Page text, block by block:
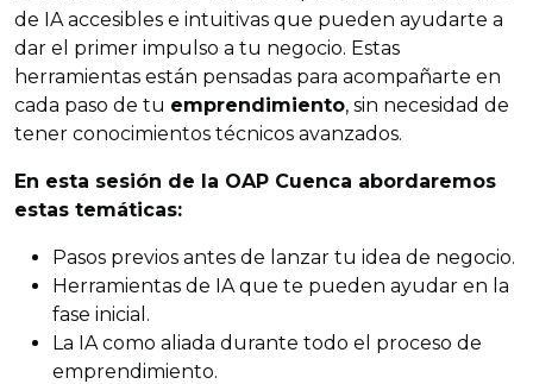
de IA accesibles e intuitivas que pueden ayudarte a
dar el primer impulso a tu negocio. Estas
herramientas están pensadas para acompañarte en
cada paso de tu emprendimiento, sin necesidad de
tener conocimientos técnicos avanzados.
En esta sesión de la OAP Cuenca abordaremos
estas temáticas:
Pasos previos antes de lanzar tu idea de negocio.
Herramientas de IA que te pueden ayudar en la
fase inicial.
La IA como aliada durante todo el proceso de
emprendimiento.